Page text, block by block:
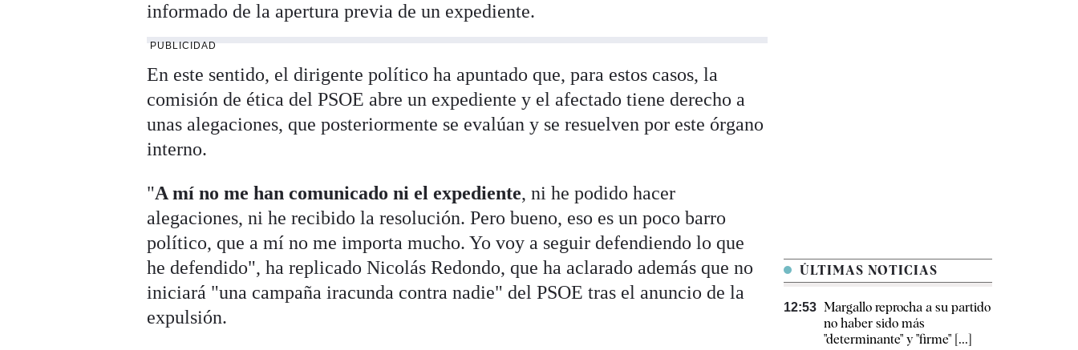
informado de la apertura previa de un expediente.
PUBLICIDAD
En este sentido, el dirigente político ha apuntado que, para estos casos, la
comisión de ética del PSOE abre un expediente y el afectado tiene derecho a
unas alegaciones, que posteriormente se evalúan y se resuelven por este órgano
interno.
"A mí no me han comunicado ni el expediente, ni he podido hacer
alegaciones, ni he recibido la resolución. Pero bueno, eso es un poco barro
político, que a mí no me importa mucho. Yo voy a seguir defendiendo lo que
he defendido", ha replicado Nicolás Redondo, que ha aclarado además que no
iniciará "una campaña iracunda contra nadie" del PSOE tras el anuncio de la
expulsión.
ÚLTIMAS NOTICIAS
12:53 Margallo reprocha a su partido
no haber sido más
"determinante" y "firme" [...]